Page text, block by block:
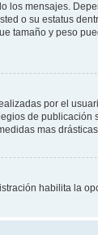
mensajes.
o su estatus
tamaño y peso
por el
de
mas
habilita la